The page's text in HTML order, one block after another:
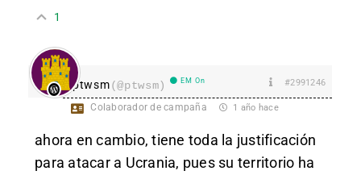
1
ptwsm(@ptwsm) EM On #2991246
Colaborador de campaña 1 año hace
ahora en cambio, tiene toda la justificación
para atacar a Ucrania, pues su territorio ha